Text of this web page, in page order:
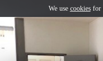
We use cookiesfor